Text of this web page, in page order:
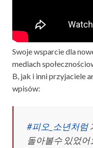
Swoje wsparcie dla
mediach
B, jak i inni przyjaciele
wpisów:
#피오_소년처럼
돌아볼수 있었